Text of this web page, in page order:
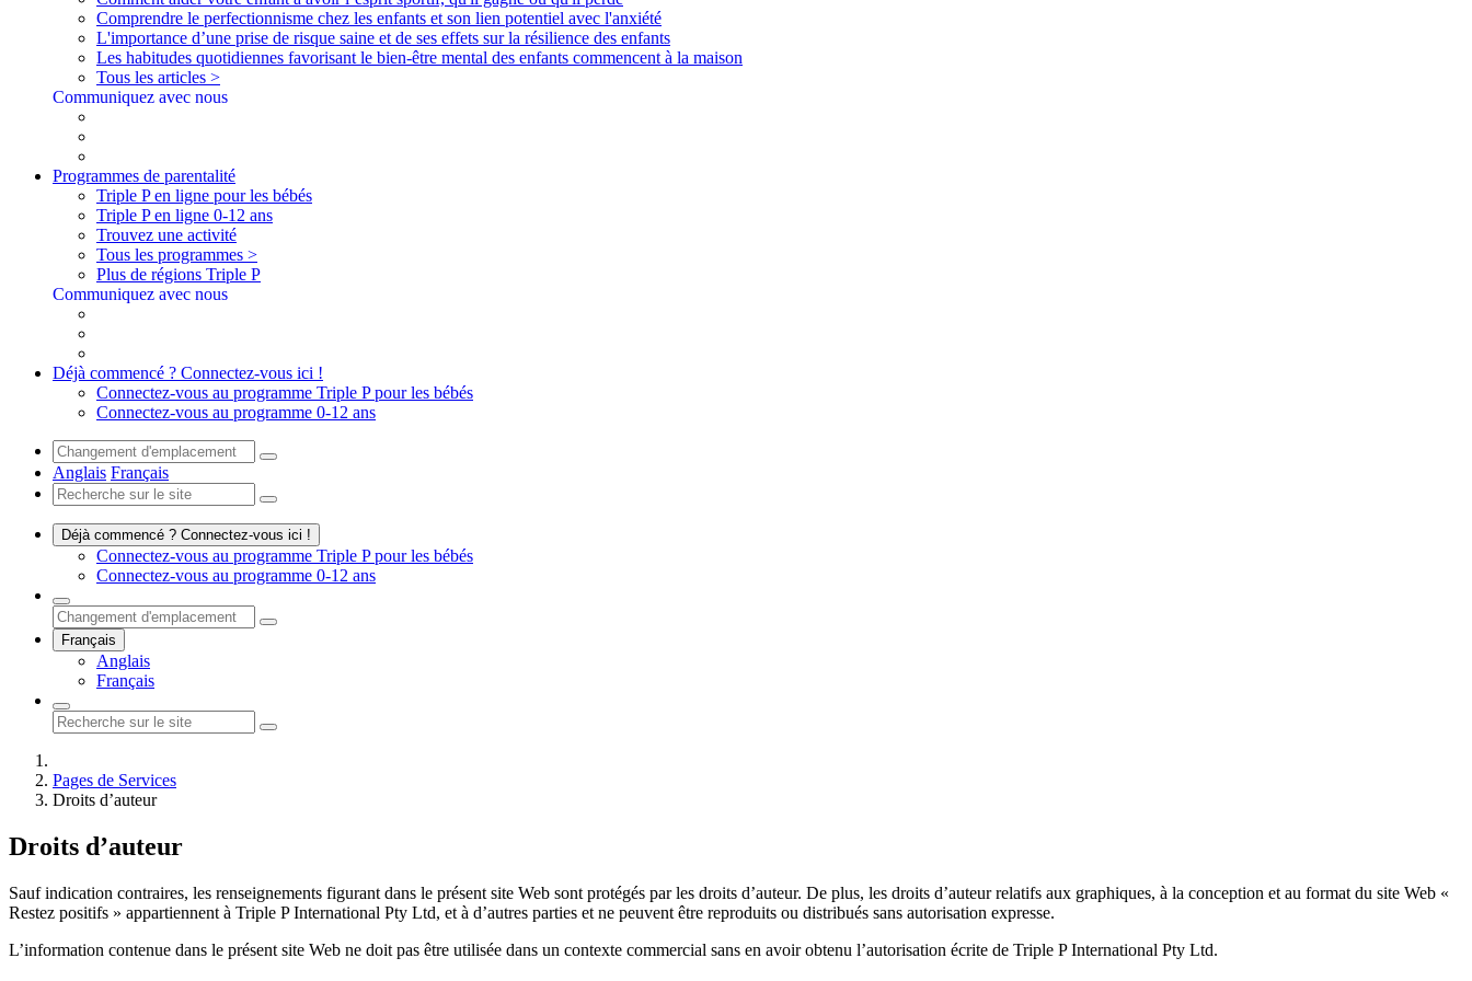
Comprendre le perfectionnisme chez les enfants et son lien potentiel avec l'anxiété
L'importance d’une prise de risque saine et de ses effets sur la résilience des enfants
Les habitudes quotidiennes favorisant le bien-être mental des enfants commencent à la maison
Tous les articles >
Communiquez avec nous
Programmes de parentalité
Triple P en ligne pour les bébés
Triple P en ligne 0-12 ans
Trouvez une activité
Tous les programmes >
Plus de régions Triple P
Communiquez avec nous
Déjà commencé ? Connectez-vous ici !
Connectez-vous au programme Triple P pour les bébés
Connectez-vous au programme 0-12 ans
Anglais Français
Déjà commencé ? Connectez-vous ici !
Connectez-vous au programme Triple P pour les bébés
Connectez-vous au programme 0-12 ans
Français
Anglais
Français
Pages de Services
Droits d’auteur
Droits d’auteur
Sauf indication contraires, les renseignements figurant dans le présent site Web sont protégés par les droits d’auteur. De plus, les droits d’auteur relatifs aux graphiques, à la conception et au format du site Web «
Restez positifs » appartiennent à Triple P International Pty Ltd, et à d’autres parties et ne peuvent être reproduits ou distribués sans autorisation expresse.
L’information contenue dans le présent site Web ne doit pas être utilisée dans un contexte commercial sans en avoir obtenu l’autorisation écrite de Triple P International Pty Ltd.